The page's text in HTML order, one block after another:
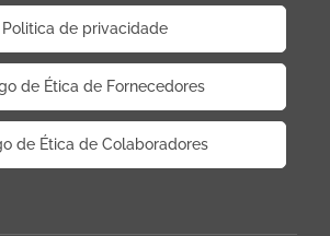
Politica de privacidade
de Ética de Fornecedores
de Ética de Colaboradores